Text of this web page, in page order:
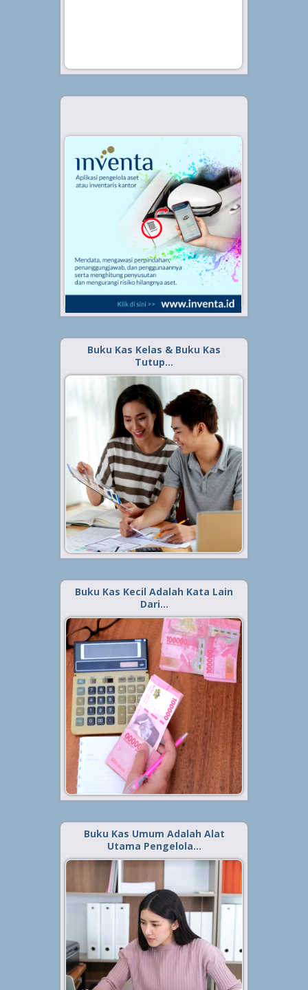
Buku Kas Kelas & Buku Kas
Tutup…
Diterbitkan tanggal 25 Jul 2023, dalam kategori
Keuangan
.
Beberapa siswa ataupun para
pelajar adakalanya menyebut
tentang buku kas kelas sekaligus
buku kas tutup. Lalu apa sih
sebenarnya yang dimaksud
dengan kedua istilah itu? Secara
umum istilah Buku Kas Kelas
dan...
Baca Selengkapnya »
Buku Kas Kecil Adalah Kata Lain
Dari…
Diterbitkan tanggal 22 Jul 2023, dalam kategori
Keuangan
.
Meski memiliki definisi yang
serupa, namun kenyataannya
lebih banyak orang yang lebih
familiar dengan istilah petty cash
book dibanding dengan buku kas
kecil. Ialah jenis buku kas yang
digunakan sebagai tempat
pencatatan...
Baca Selengkapnya »
Buku Kas Umum Adalah Alat
Utama Pengelola…
Diterbitkan tanggal 19 Jul 2023, dalam kategori
Pada saat kita mengamati
keberadaan buku kas, sejatinya
ada banyak jenis buku kas yang
dapat digunakan, dan hal yang
mendasari dari masing-masing
buku kas tersebut tak lain adalah
bergantung dari kebutuhan serta...